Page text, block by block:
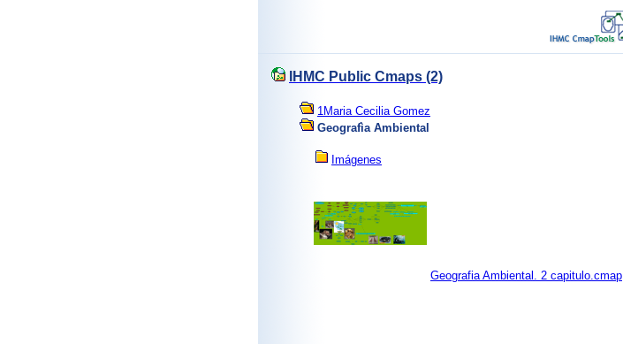
IHMC Public Cmaps (2)
1Maria Cecilia Gomez
Geografìa Ambiental
Imágenes
Geografia Ambiental. 2 capitulo.cmap